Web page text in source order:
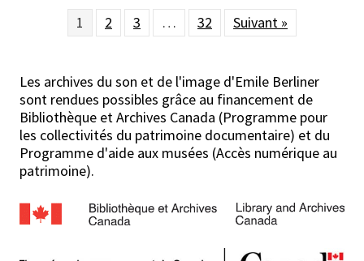
1 2 3 … 32 Suivant »
Les archives du son et de l'image d'Emile Berliner
sont rendues possibles grâce au financement de
Bibliothèque et Archives Canada (Programme pour
les collectivités du patrimoine documentaire) et du
Programme d'aide aux musées (Accès numérique au
patrimoine).